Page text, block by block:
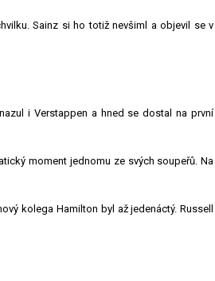
Sainz si ho totiž nevšiml a objevil se v
i Verstappen a hned se dostal na první
moment jednomu ze svých soupeřů. Na
kolega Hamilton byl až jedenáctý. Russell